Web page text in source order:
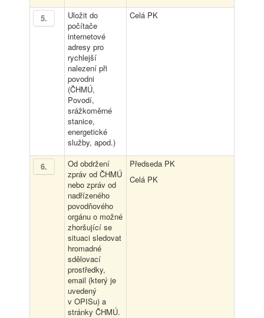
5.
Uložit do
počítače
internetové
adresy pro
rychlejší
nalezení při
povodni
(ČHMÚ,
Povodí,
srážkoměrné
stanice,
energetické
služby, apod.)
Celá PK
6.
Od obdržení
zpráv od ČHMÚ
nebo zpráv od
nadřízeného
povodňového
orgánu o možné
zhoršující se
situaci sledovat
hromadné
sdělovací
prostředky,
email (který je
uvedený
v OPISu) a
stránky ČHMÚ.
Předseda PK
Celá PK